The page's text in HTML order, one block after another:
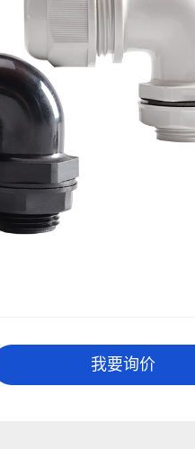
我要询价